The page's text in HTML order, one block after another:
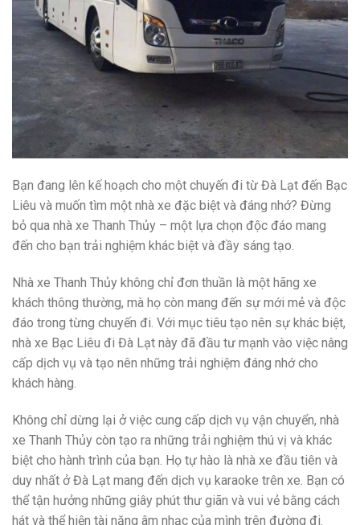
Bạn đang lên kế hoạch cho một chuyến đi từ Đà Lạt đến Bạc
Liêu và muốn tìm một nhà xe đặc biệt và đáng nhớ? Đừng
bỏ qua nhà xe Thanh Thủy – một lựa chọn độc đáo mang
đến cho bạn trải nghiệm khác biệt và đầy sáng tạo.
Nhà xe Thanh Thủy không chỉ đơn thuần là một hãng xe
khách thông thường, mà họ còn mang đến sự mới mẻ và độc
đáo trong từng chuyến đi. Với mục tiêu tạo nên sự khác biệt,
nhà xe Bạc Liêu đi Đà Lạt này đã đầu tư mạnh vào việc nâng
cấp dịch vụ và tạo nên những trải nghiệm đáng nhớ cho
khách hàng.
Không chỉ dừng lại ở việc cung cấp dịch vụ vận chuyển, nhà
xe Thanh Thủy còn tạo ra những trải nghiệm thú vị và khác
biệt cho hành trình của bạn. Họ tự hào là nhà xe đầu tiên và
duy nhất ở Đà Lạt mang đến dịch vụ karaoke trên xe. Bạn có
thể tận hưởng những giây phút thư giãn và vui vẻ bằng cách
hát và thể hiện tài năng âm nhạc của mình trên đường đi.